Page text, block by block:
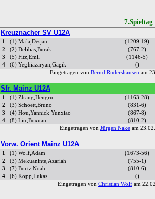
Kreuznacher SV U12A
1 (1) Mala,Desjan
(1209-19)
2
(2) Delibas,Burak
(767-2)
3
(5) Fitz,Emil
(1146-5)
4
(6) Yeghiazaryan,Gagik
()
Eingetragen von Bernd Rudershausen am
Sfr. Mainz U12A
1 (1) Zhang,Hengrui
(1163-28)
2
(3) Schoett,Bruno
(831-6)
3
(4) Hou,Yannick Yunxiao
(867-8)
4
(8) Liu,Boxuan
(810-2)
Eingetragen von Jürgen Nakeam
Vorw. Orient Mainz U12A
1 (1) Wolf,Adam
(1673-56)
2
(3) Mekuaninte,Azariah
(755-1)
3
(7) Bortz,Noah
(810-6)
4
(6) Kopp,Lukas
()
Eingetragen von Christian Wolfam